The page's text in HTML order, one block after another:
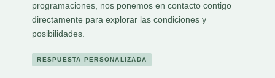
programaciones, nos ponemos en contacto contigo
directamente para explorar las condiciones y
posibilidades.
RESPUESTA PERSONALIZADA